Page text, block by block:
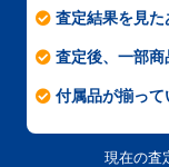
査定結果を見
査定後、一部
付属品が揃っ
現在の査